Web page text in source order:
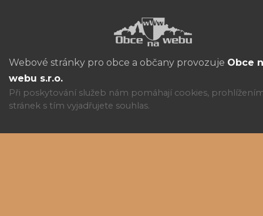
Webové stránky pro obce a občany provozuje Obce
webu s.r.o.
Při poskytování služeb nám pomáhají cookies,
stránek s tím vyjadřujete souhlas.